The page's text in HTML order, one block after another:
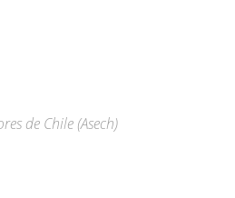
de Chile (Asech)